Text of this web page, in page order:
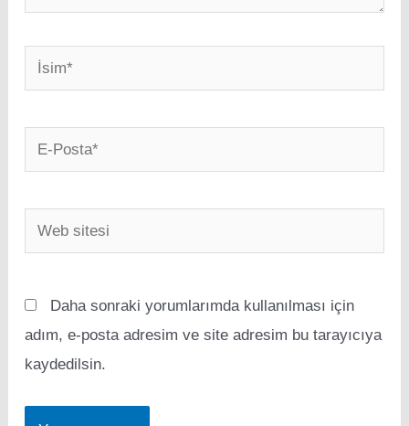
İsim*
E-
Posta*
Web
sitesi
Daha sonraki yorumlarımda kullanılması için
adım, e-posta adresim ve site adresim bu tarayıcıya
kaydedilsin.